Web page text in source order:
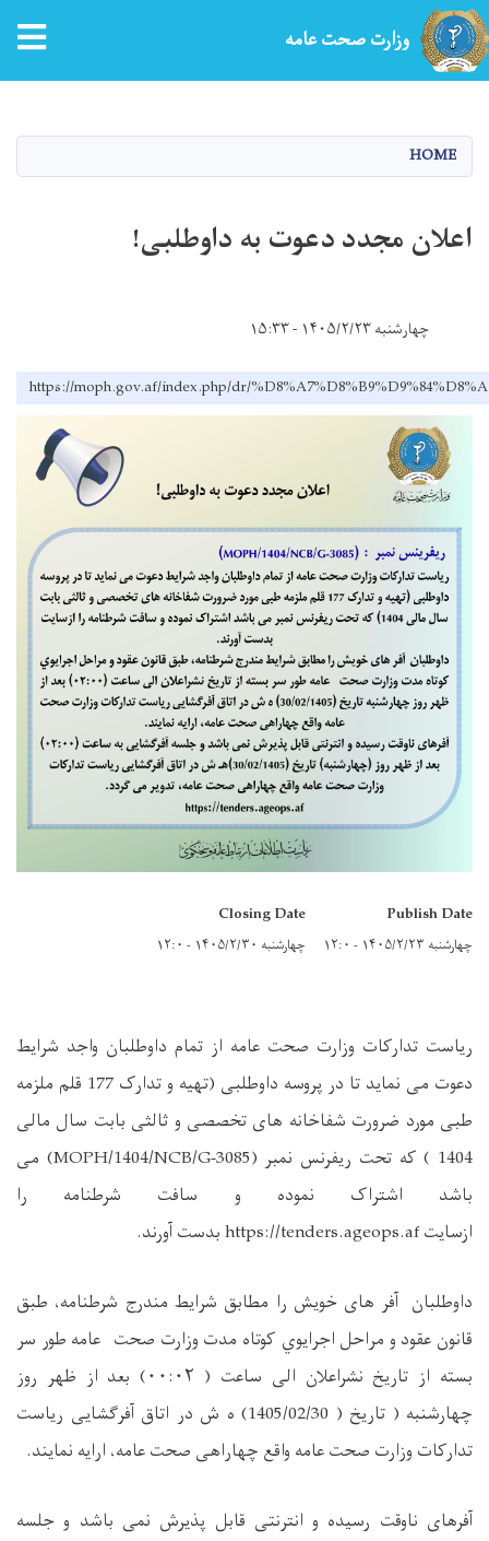
content
وزارت صحت عامه
HOME
اعلان مجدد دعوت به داوطلبی!
چهارشنبه ۱۴۰۵/۲/۲۳ - ۱۵:۳۳
https://moph.gov.af/index.php/dr/
Publish Date
چهارشنبه ۱۴۰۵/۲/۲۳ - ۱۲:۰
Closing Date
چهارشنبه ۱۴۰۵/۲/۳۰ - ۱۲:۰
ریاست تدارکات وزارت صحت عامه از تمام داوطلبان واجد شرایط
دعوت می نماید تا در پروسه داوطلبی (تهیه و تدارک 177 قلم ملزمه
طبی مورد ضرورت شفاخانه های تخصصی و ثالثی بابت سال مالی
1404 ) که تحت ریفرنس نمبر
(MOPH/1404/NCB/G-3085) می
باشد اشتراک نموده و سافت شرطنامه را
ازسایتhttps://tenders.ageops.afبدست آورند.
داوطلبان آفر های خویش را مطابق شرایط مندرج شرطنامه، طبق
قانون عقود و مراحل اجرایوي کوتاه‌ مدت وزارت صحت عامه طور سر
بسته از تاریخ نشراعلان الی ساعت ( ۰۰:۰۲)
بعد از ظهر روز
چهارشنبه ( تاریخ ( 1405/02/30) ه ش در اتاق آفرگشایی ریاست
تدارکات وزارت صحت عامه واقع چهاراهی صحت عامه، ارایه نمایند.
آفرهای ناوقت رسیده و انترنتی قابل پذیرش نمی باشد و جلسه